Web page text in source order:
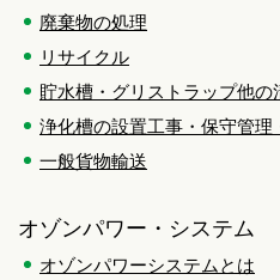
廃棄物の処理
リサイクル
貯水槽・グリストラップ他の
浄化槽の設置工事・保守管理
一般貨物輸送
オゾンパワー・システム
オゾンパワーシステムとは